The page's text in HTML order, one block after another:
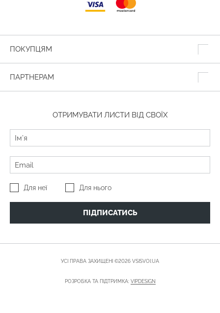
ПОКУПЦЯМ
ПАРТНЕРАМ
ОТРИМУВАТИ ЛИСТИ ВІД СВОЇХ
Для неї Для нього
ПІДПИСАТИСЬ
УСІ ПРАВА ЗАХИЩЕНІ ©2026 VSISVOI.UA
РОЗРОБКА ТА ПІДТРИМКА: VIPDESIGN